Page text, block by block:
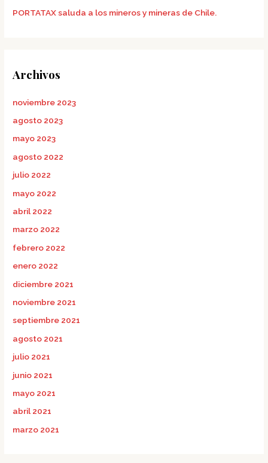
PORTATAX saluda a los mineros y mineras de Chile.
Archivos
noviembre 2023
agosto 2023
mayo 2023
agosto 2022
julio 2022
mayo 2022
abril 2022
marzo 2022
febrero 2022
enero 2022
diciembre 2021
noviembre 2021
septiembre 2021
agosto 2021
julio 2021
junio 2021
mayo 2021
abril 2021
marzo 2021